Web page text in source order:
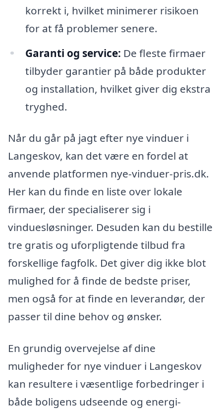
korrekt i, hvilket minimerer risikoen
for at få problemer senere.
Garanti og service: De fleste firmaer
tilbyder garantier på både produkter
og installation, hvilket giver dig ekstra
tryghed.
Når du går på jagt efter nye vinduer i
Langeskov, kan det være en fordel at
anvende platformen nye-vinduer-pris.dk.
Her kan du finde en liste over lokale
firmaer, der specialiserer sig i
vinduesløsninger. Desuden kan du bestille
tre gratis og uforpligtende tilbud fra
forskellige fagfolk. Det giver dig ikke blot
mulighed for å finde de bedste priser,
men også for at finde en leverandør, der
passer til dine behov og ønsker.
En grundig overvejelse af dine
muligheder for nye vinduer i Langeskov
kan resultere i væsentlige forbedringer i
både boligens udseende og energi-